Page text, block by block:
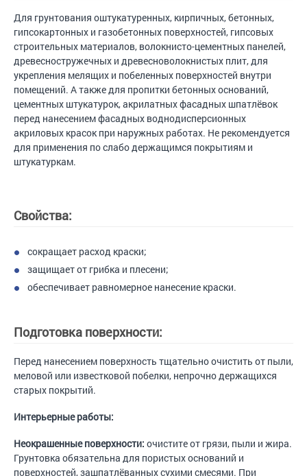
Для грунтования оштукатуренных, кирпичных, бетонных,
гипсокартонных и газобетонных поверхностей, гипсовых
строительных материалов, волокнисто-цементных панелей,
древесностружечных и древесноволокнистых плит, для
укрепления мелящих и побеленных поверхностей внутри
помещений. А также для пропитки бетонных оснований,
цементных штукатурок, акрилатных фасадных шпатлёвок
перед нанесением фасадных воднодисперсионных
акриловых красок при наружных работах. Не рекомендуется
для применения по слабо держащимся покрытиям и
штукатуркам.
Свойства:
сокращает расход краски;
защищает от грибка и плесени;
обеспечивает равномерное нанесение краски.
Подготовка поверхности:
Перед нанесением поверхность тщательно очистить от пыли,
меловой или известковой побелки, непрочно держащихся
старых покрытий.
Интерьерные работы:
Неокрашенные поверхности: очистите от грязи, пыли и жира.
Грунтовка обязательна для пористых оснований и
поверхностей, зашпатлёванных сухими смесями. При